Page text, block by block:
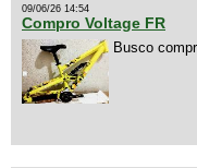
09/06/26 14:54
Compro Voltage FR
Busco